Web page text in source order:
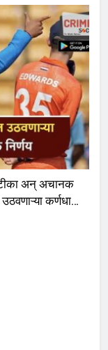
अन् अचानक
कर्णधाराने